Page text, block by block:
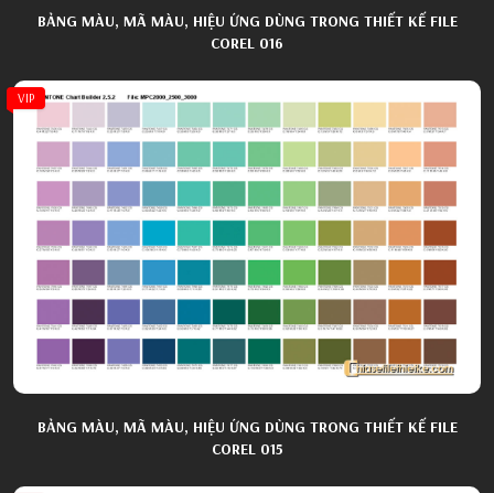
BẢNG MÀU, MÃ MÀU, HIỆU ỨNG DÙNG TRONG THIẾT KẾ FILE
COREL 016
VIP
BẢNG MÀU, MÃ MÀU, HIỆU ỨNG DÙNG TRONG THIẾT KẾ FILE
COREL 015